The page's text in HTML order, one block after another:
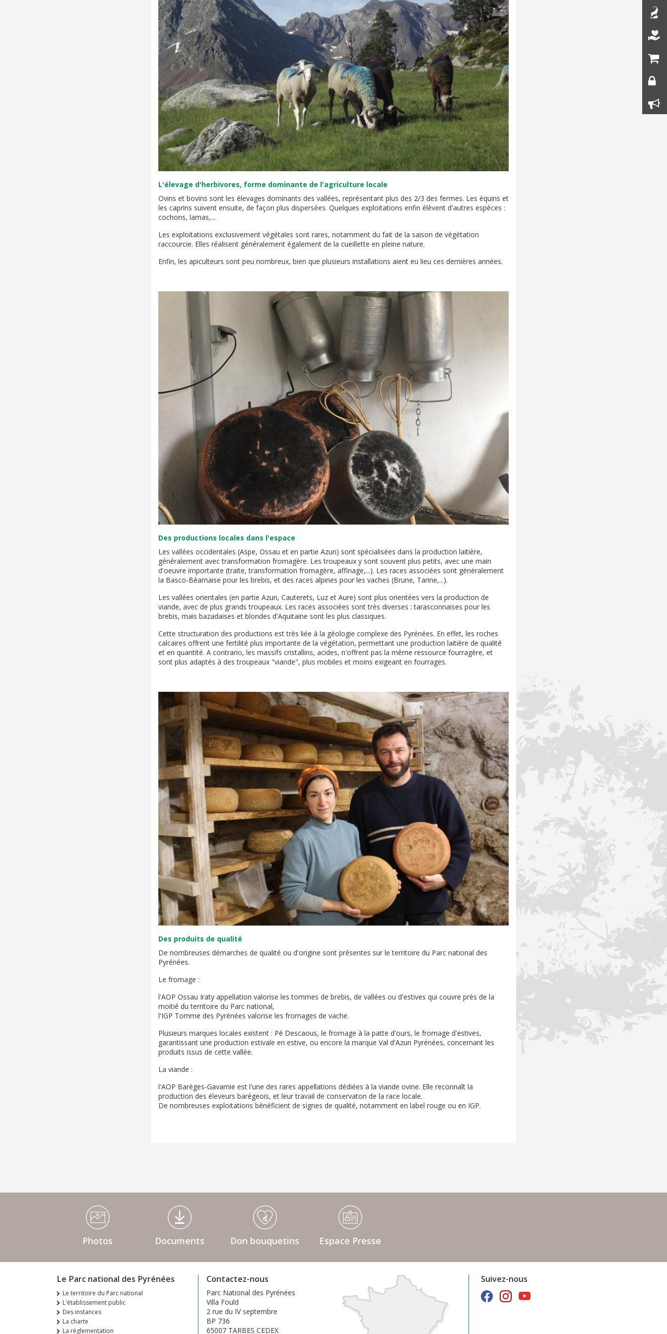
L'élevage d'herbivores, forme dominante de l'agriculture locale
Ovins et bovins sont les élevages dominants des vallées, représentant plus des 2/3 des fermes. Les équins et
les caprins suivent ensuite, de façon plus dispersées. Quelques exploitations enfin élèvent d'autres espèces :
cochons, lamas,...
Les exploitations exclusivement végétales sont rares, notamment du fait de la saison de végétation
raccourcie. Elles réalisent généralement également de la cueillette en pleine nature.
Enfin, les apiculteurs sont peu nombreux, bien que plusieurs installations aient eu lieu ces dernières années.
Des productions locales dans l'espace
Les vallées occidentales (Aspe, Ossau et en partie Azun) sont spécialisées dans la production laitière,
généralement avec transformation fromagère. Les troupeaux y sont souvent plus petits, avec une main
d'oeuvre importante (traite, transformation fromagère, affinage,...). Les races associées sont généralement
la Basco-Béarnaise pour les brebis, et des races alpines pour les vaches (Brune, Tarine,...).
Les vallées orientales (en partie Azun, Cauterets, Luz et Aure) sont plus orientées vers la production de
viande, avec de plus grands troupeaux. Les races associées sont très diverses : tarasconnaises pour les
brebis, mais bazadaises et blondes d'Aquitaine sont les plus classiques.
Cette structuration des productions est très liée à la géologie complexe des Pyrénées. En effet, les roches
calcaires offrent une fertilité plus importante de la végétation, permettant une production laitière de qualité
et en quantité. A contrario, les massifs cristallins, acides, n'offrent pas la même ressource fourragère, et
sont plus adaptés à des troupeaux "viande", plus mobiles et moins exigeant en fourrages.
Des produits de qualité
De nombreuses démarches de qualité ou d'origine sont présentes sur le territoire du Parc national des
Pyrénées.
Le fromage :
l'AOP Ossau Iraty appellation valorise les tommes de brebis, de vallées ou d'estives qui couvre près de la
moitié du territoire du Parc national,
l'IGP Tomme des Pyrénées valorise les fromages de vache.
Plusieurs marques locales existent : Pé Descaous, le fromage à la patte d'ours, le fromage d'estives,
garantissant une production estivale en estive, ou encore la marque Val d'Azun Pyrénées, concernant les
produits issus de cette vallée.
La viande :
l'AOP Barèges-Gavarnie est l'une des rares appellations dédiées à la viande ovine. Elle reconnaît la
production des éleveurs barégeois, et leur travail de conservaton de la race locale.
De nombreuses exploitations bénéficient de signes de qualité, notamment en label rouge ou en IGP.
Médiathèque Footer
Photos Documents Don bouquetins Espace Presse
Le Parc national des Pyrénées
Le territoire du Parc national
L'établissement public
Des instances
La charte
La réglementation
Contactez-nous
Parc National des Pyrénées
Villa Fould
2 rue du IV septembre
BP 736
65007 TARBES CEDEX
Suivez-nous